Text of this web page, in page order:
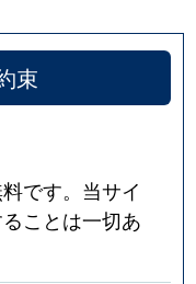
束
です。当サイ
ことは一切あ